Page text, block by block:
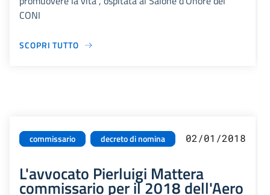
CONI
SCOPRI TUTTO
commissario decreto di nomina 02/01/2018
L'avvocato Pierluigi Mattera
commissario per il 2018 dell'Aero